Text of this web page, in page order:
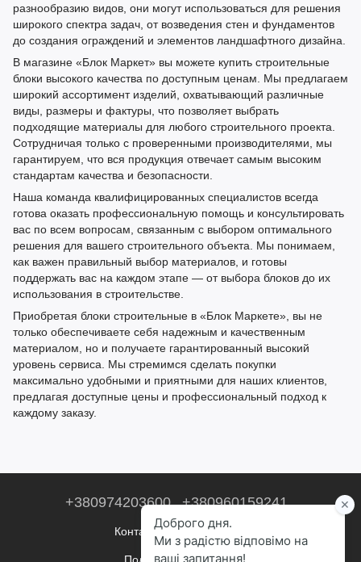
разнообразию видов, они могут использоваться для решения
широкого спектра задач, от возведения стен и фундаментов
до создания ограждений и элементов ландшафтного дизайна.
В магазине «Блок Маркет» вы можете купить строительные
блоки высокого качества по доступным ценам. Мы предлагаем
широкий ассортимент изделий, охватывающий различные
виды, размеры и фактуры, что позволяет выбрать
подходящие материалы для любого строительного проекта.
Сотрудничая только с проверенными производителями, мы
гарантируем, что вся продукция отвечает самым высоким
стандартам качества и безопасности.
Наша команда квалифицированных специалистов всегда
готова оказать профессиональную помощь и консультировать
вас по всем вопросам, связанным с выбором оптимального
решения для вашего строительного объекта. Мы понимаем,
как важен правильный выбор материалов, и готовы
поддержать вас на каждом этапе — от выбора блоков до их
использования в строительстве.
Приобретая блоки строительные в «Блок Маркете», вы не
только обеспечиваете себя надежным и качественным
материалом, но и получаете гарантированный высокий
уровень сервиса. Мы стремимся сделать покупки
максимально удобными и приятными для наших клиентов,
предлагая доступные цены и профессиональный подход к
каждому заказу.
+380974203600 +380960159241
Контактная информация
Полная версия сайта